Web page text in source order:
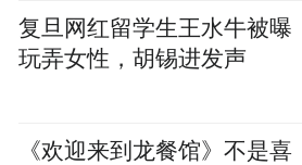
复旦网红留学生王水牛被曝
玩弄女性，胡锡进发声
《欢迎来到龙餐馆》不是喜